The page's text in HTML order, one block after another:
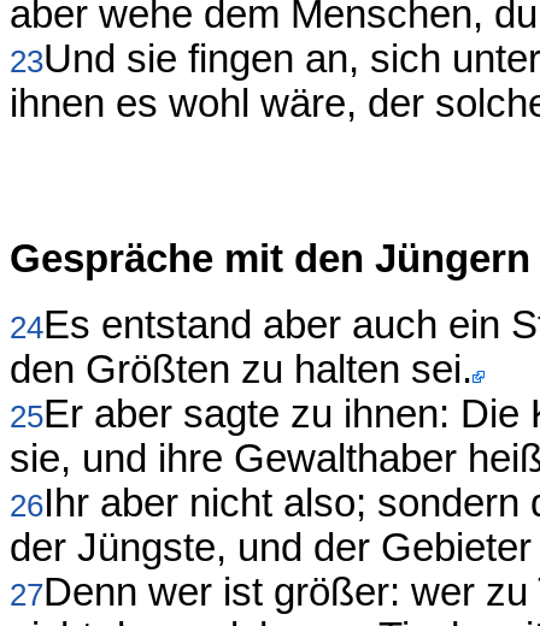
aber wehe dem Menschen,
23Und sie fingen an, sich
ihnen es wohl wäre, der
Gespräche mit den Jüngern
24Es entstand aber auch ein
den Größten zu halten sei.
25Er aber sagte zu ihnen:
sie, und ihre Gewalthaber
26Ihr aber nicht also;
der Jüngste, und der
27Denn wer ist größer: wer